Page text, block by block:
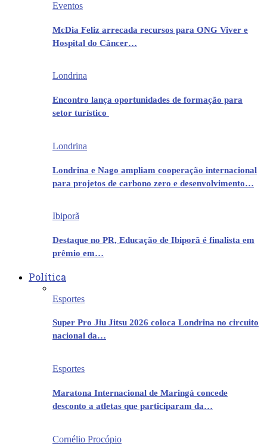
Eventos
McDia Feliz arrecada recursos para ONG Viver e
Hospital do Câncer…
Londrina
Encontro lança oportunidades de formação para
setor turístico
Londrina
Londrina e Nago ampliam cooperação internacional
para projetos de carbono zero e desenvolvimento…
Ibiporã
Destaque no PR, Educação de Ibiporã é finalista em
prêmio em…
Política
Esportes
Super Pro Jiu Jitsu 2026 coloca Londrina no circuito
nacional da…
Esportes
Maratona Internacional de Maringá concede
desconto a atletas que participaram da…
Cornélio Procópio